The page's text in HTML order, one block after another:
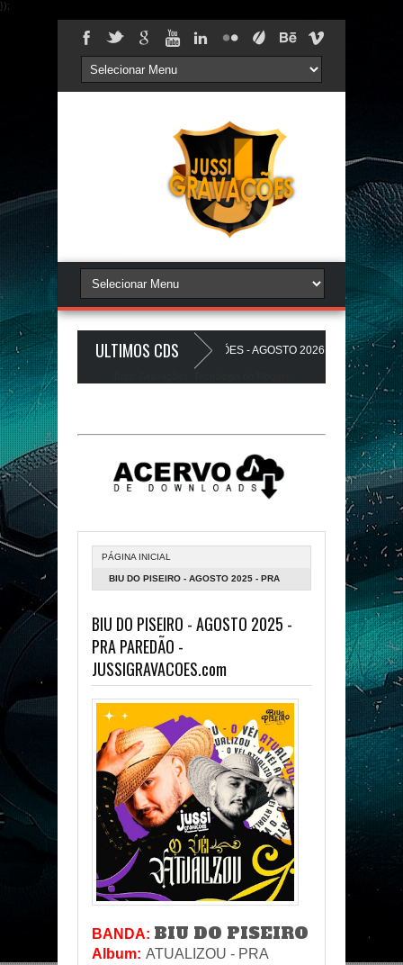
});
ULTIMOS CDS
17.0 - A PLAYLIST DOS PAREDÕES - AGOSTO 2026 - O ZeRo Um é
A Favela Ta Gostosa 5.0 - LANÇAMENTO - JUSSIGRAVACOES.com
PÁGINA INICIAL
BIU DO PISEIRO - AGOSTO 2025 - PRA
BIU DO PISEIRO - AGOSTO 2025 -
PRA PAREDÃO -
JUSSIGRAVACOES.com
BANDA: BIU DO PISEIRO
Album: ATUALIZOU - PRA